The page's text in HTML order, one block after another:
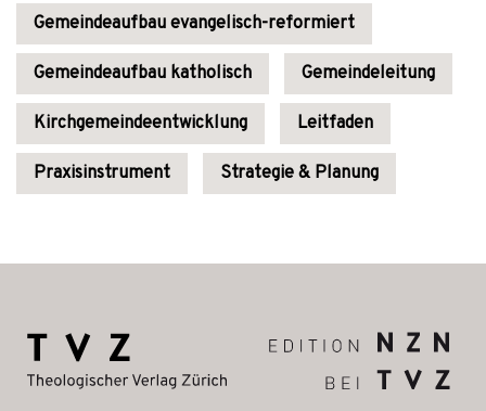
Gemeindeaufbau evangelisch-reformiert
Gemeindeaufbau katholisch Gemeindeleitung
Kirchgemeindeentwicklung Leitfaden
Praxisinstrument Strategie & Planung